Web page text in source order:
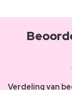
Verdeling van